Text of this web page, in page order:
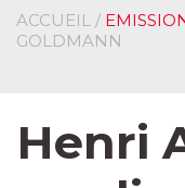
ACCUEIL /
GOLDMANN
Henri